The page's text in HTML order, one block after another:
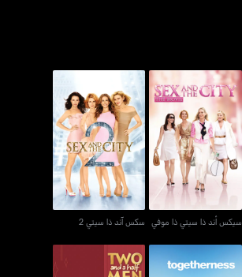
سيكس أند ذا سيتي ذا موفي
سيكس أند ذا سيتي ذا موفي
سكس آند ذا سيتي 2
سكس آند ذا سيتي 2